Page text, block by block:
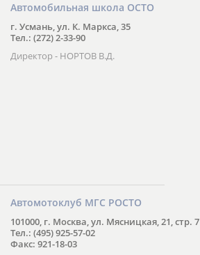
Автомобильная школа ОСТО
г. Усмань, ул. К. Маркса, 35
Тел.: (272) 2-33-90
Директор - НОРТОВ В.Д.
Автомотоклуб МГС РОСТО
101000, г. Москва, ул. Мясницкая, 21, стр. 7
Тел.: (495) 925-57-02
Факс: 921-18-03